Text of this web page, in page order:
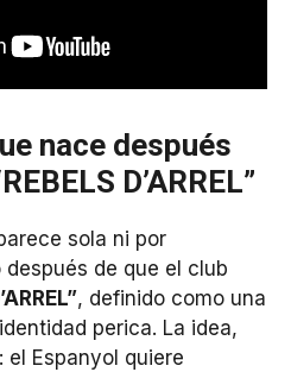
nace después
D’ARREL”
sola ni por
de que el club
, definido como una
perica. La idea,
el Espanyol quiere